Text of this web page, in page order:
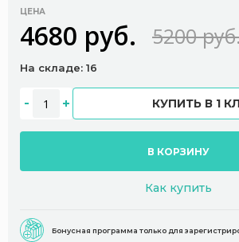
ЦЕНА
4680 руб. 5200
На складе: 16
КУПИТЬ В 1
В КОРЗИНУ
Как купить
Бонусная программа только для